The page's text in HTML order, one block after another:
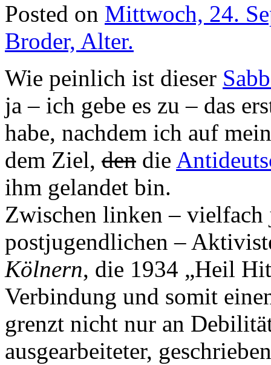
Posted on Mittwoch, 24.
Broder, Alter.
Wie peinlich ist dieser
ja – ich gebe es zu – das
habe, nachdem ich auf
dem Ziel, den die
ihm gelandet bin.
Zwischen linken – vielfach
postjugendlichen –
Kölnern, die 1934 „Heil
Verbindung und somit
grenzt nicht nur an
ausgearbeiteter,